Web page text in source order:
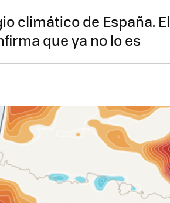
climático de España. El
que ya no lo es